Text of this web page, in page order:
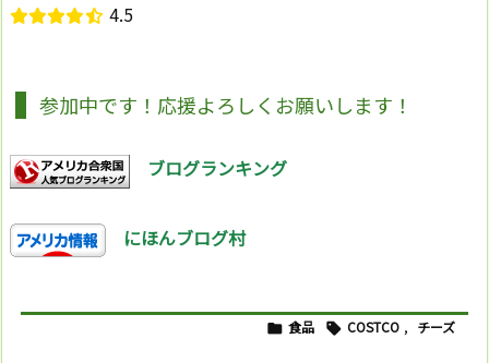
4.5
参加中です！応援よろしくお願いします！
ブログランキング
にほんブログ村
 食品  COSTCO , チーズ